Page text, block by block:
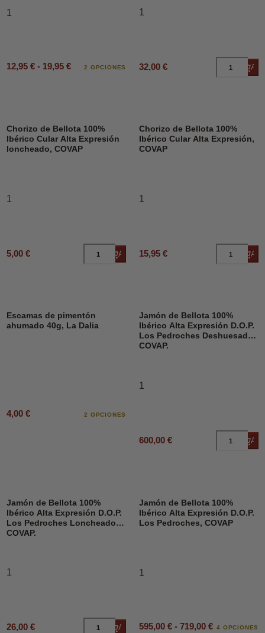
1
12,95 € - 19,95 € 2 OPCIONES
1
32,00 €
Chorizo de Bellota 100%
Ibérico Cular Alta Expresión
loncheado, COVAP
1
5,00 € Añadir al carrito
Chorizo de Bellota 100%
Ibérico Cular Alta Expresión,
COVAP
1
15,95 €
Escamas de pimentón
ahumado 40g, La Dalia
4,00 € 2 OPCIONES
Jamón de Bellota 100%
Ibérico Alta Expresión D.O.P.
Los Pedroches Deshuesado,
COVAP.
1
600,00 €
Jamón de Bellota 100%
Ibérico Alta Expresión D.O.P.
Los Pedroches Loncheado,
COVAP.
1
26,00 € Añadir al carrito
Jamón de Bellota 100%
Ibérico Alta Expresión D.O.P.
Los Pedroches, COVAP
1
595,00 € - 719,00 € 4 OPCIONES